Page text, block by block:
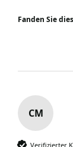
Fanden Sie
CM
Verifizierter